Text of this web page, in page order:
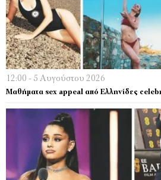
12:00 - 5 Αυγούστου 2026
Μαθήματα sex appeal από Ελληνίδες